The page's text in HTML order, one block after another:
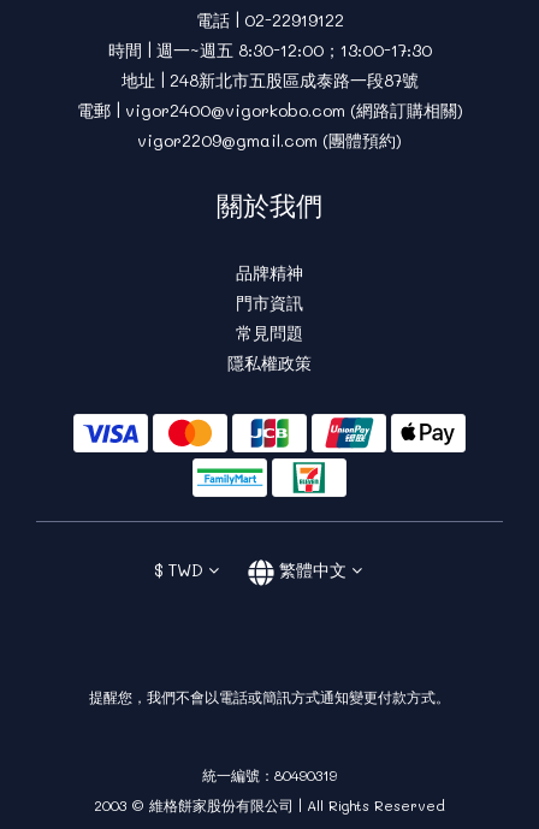
電話 | 02-22919122
時間 | 週一~週五 8:30-12:00；13:00-17:30
地址 | 248新北市五股區成泰路一段87號
電郵 | vigor2400@vigorkobo.com (網路訂購相關)
vigor2209@gmail.com (團體預約)
關於我們
品牌精神
門市資訊
常見問題
隱私權政策
$ TWD 繁體中文
提醒您，我們不會以電話或簡訊方式通知變更付款方式。
統一編號：80490319
2003 © 維格餅家股份有限公司 | All Rights Reserved